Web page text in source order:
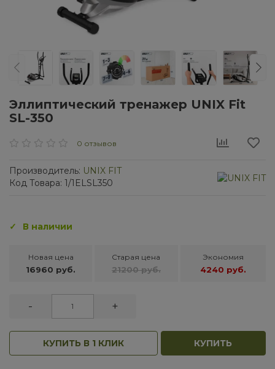
Эллиптический тренажер UNIX Fit
SL-350
0 отзывов
Производитель: UNIX FIT
Код Товара: 1/1ELSL350
В наличии
Новая цена
16960 руб.
Старая цена
21200 руб.
Экономия
4240 руб.
- +
КУПИТЬ В 1 КЛИК КУПИТЬ